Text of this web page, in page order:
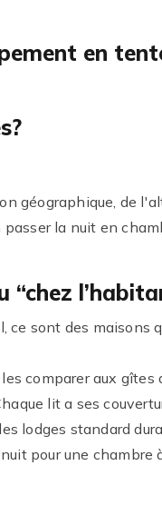
en
géographique, de
la nuit en
sont des maisons
comparer aux gîtes
lit a ses
lodges standard
pour une